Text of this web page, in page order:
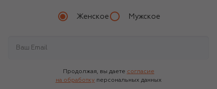
Женское Мужское
Продолжая, вы даете согласие
на обработку персональных данных